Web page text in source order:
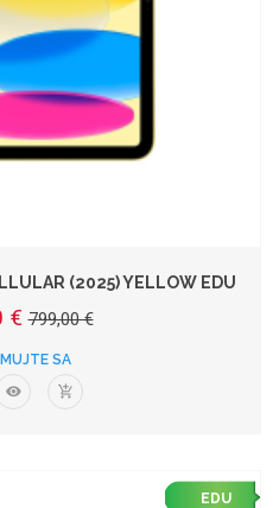
(2025) YELLOW EDU
€ 799,00 €
SA
EDU